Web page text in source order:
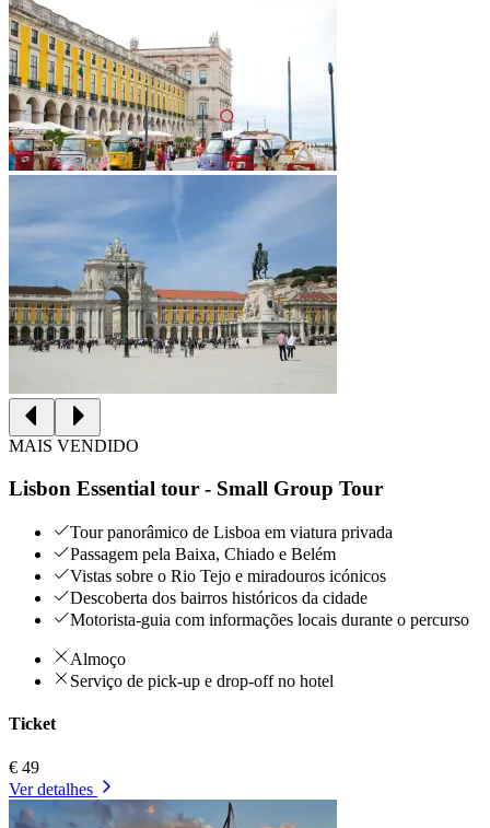
MAIS VENDIDO
Lisbon Essential tour - Small Group Tour
Tour panorâmico de Lisboa em viatura privada
Passagem pela Baixa, Chiado e Belém
Vistas sobre o Rio Tejo e miradouros icónicos
Descoberta dos bairros históricos da cidade
Motorista-guia com informações locais durante o percurso
Almoço
Serviço de pick-up e drop-off no hotel
Ticket
€ 49
Ver detalhes